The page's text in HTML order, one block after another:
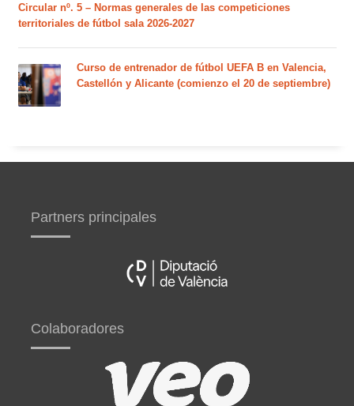
Circular nº. 5 – Normas generales de las competiciones
territoriales de fútbol sala 2026-2027
Curso de entrenador de fútbol UEFA B en Valencia,
Castellón y Alicante (comienzo el 20 de septiembre)
Partners principales
Colaboradores